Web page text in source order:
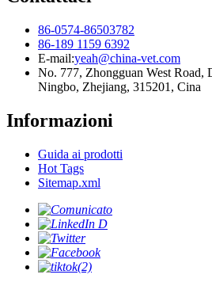
86-0574-86503782
86-189 1159 6392
E-mail:yeah@china-vet.com
No. 777, Zhongguan West Road,
Ningbo, Zhejiang, 315201, Cina
Informazioni
Guida ai prodotti
Hot Tags
Sitemap.xml